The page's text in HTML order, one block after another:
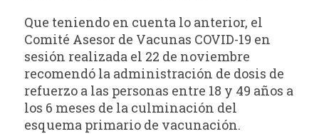
Que teniendo en cuenta lo anterior, el
Comité Asesor de Vacunas COVID-19 en
sesión realizada el 22 de noviembre
recomendó la administración de dosis de
refuerzo a las personas entre 18 y 49 años a
los 6 meses de la culminación del
esquema primario de vacunación.